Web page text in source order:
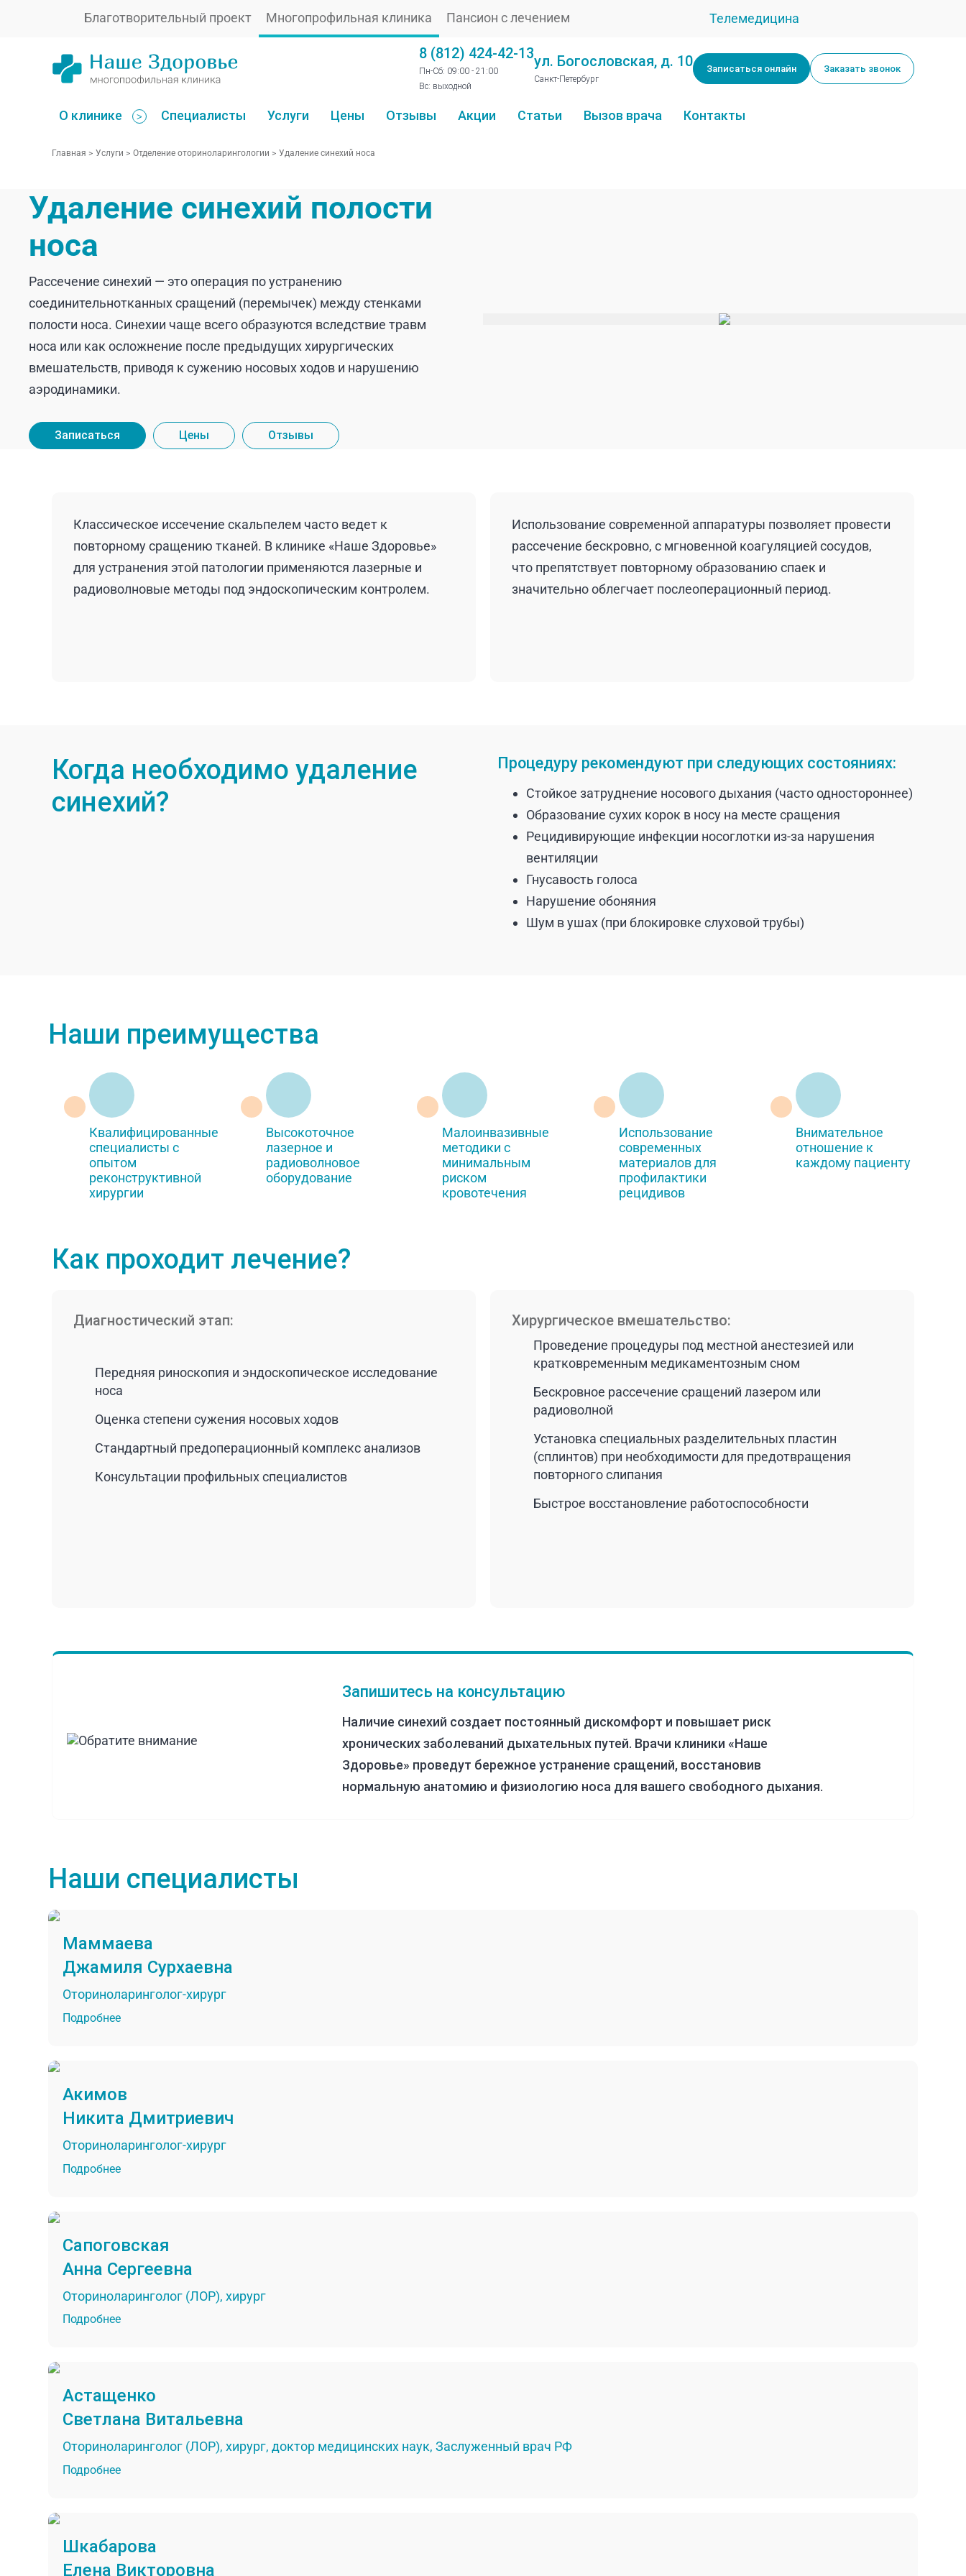
Телемедицина
Благотворительный проект Многопрофильная клиника Пансион с лечением
8 (812) 424-42-13
Пн-Сб: 09:00 - 21:00
Вс: выходной
ул. Богословская, д. 10
Санкт-Петербург
Записаться онлайн Заказать звонок
О клинике > Специалисты Услуги Цены Отзывы Акции Статьи Вызов врача Контакты
Главная > Услуги > Отделение оториноларингологии > Удаление синехий носа
Удаление синехий полости
носа
Рассечение синехий — это операция по устранению
соединительнотканных сращений (перемычек) между стенками
полости носа. Синехии чаще всего образуются вследствие травм
носа или как осложнение после предыдущих хирургических
вмешательств, приводя к сужению носовых ходов и нарушению
аэродинамики.
Записаться Цены Отзывы
Классическое иссечение скальпелем часто ведет к
повторному сращению тканей. В клинике «Наше Здоровье»
для устранения этой патологии применяются лазерные и
радиоволновые методы под эндоскопическим контролем.
Использование современной аппаратуры позволяет провести
рассечение бескровно, с мгновенной коагуляцией сосудов,
что препятствует повторному образованию спаек и
значительно облегчает послеоперационный период.
Когда необходимо удаление
синехий?
Процедуру рекомендуют при следующих состояниях:
Стойкое затруднение носового дыхания (часто одностороннее)
Образование сухих корок в носу на месте сращения
Рецидивирующие инфекции носоглотки из-за нарушения
вентиляции
Гнусавость голоса
Нарушение обоняния
Шум в ушах (при блокировке слуховой трубы)
Наши преимущества
Квалифицированные
специалисты с
опытом
реконструктивной
хирургии
Высокоточное
лазерное и
радиоволновое
оборудование
Малоинвазивные
методики с
минимальным
риском
кровотечения
Использование
современных
материалов для
профилактики
рецидивов
Внимательное
отношение к
каждому пациенту
Как проходит лечение?
Диагностический этап:
Передняя риноскопия и эндоскопическое исследование
носа
Оценка степени сужения носовых ходов
Стандартный предоперационный комплекс анализов
Консультации профильных специалистов
Хирургическое вмешательство:
Проведение процедуры под местной анестезией или
кратковременным медикаментозным сном
Бескровное рассечение сращений лазером или
радиоволной
Установка специальных разделительных пластин
(сплинтов) при необходимости для предотвращения
повторного слипания
Быстрое восстановление работоспособности
Запишитесь на консультацию
Наличие синехий создает постоянный дискомфорт и повышает риск
хронических заболеваний дыхательных путей. Врачи клиники «Наше
Здоровье» проведут бережное устранение сращений, восстановив
нормальную анатомию и физиологию носа для вашего свободного дыхания.
Наши специалисты
Маммаева
Джамиля Сурхаевна
Оториноларинголог-хирург
Подробнее
Акимов
Никита Дмитриевич
Оториноларинголог-хирург
Подробнее
Сапоговская
Анна Сергеевна
Оториноларинголог (ЛОР), хирург
Подробнее
Астащенко
Светлана Витальевна
Оториноларинголог (ЛОР), хирург, доктор медицинских наук, Заслуженный врач РФ
Подробнее
Шкабарова
Елена Викторовна